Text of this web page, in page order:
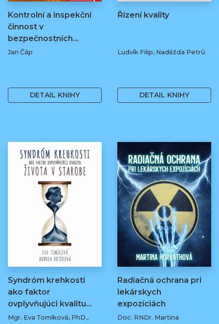
Kontrolní a inspekční
činnost v
bezpečnostních…
Jan Čáp
DETAIL KNIHY
Řízení kvality
Ludvík Filip, Naděžda Petrů
DETAIL KNIHY
Syndróm krehkosti
ako faktor
ovplyvňujúci kvalitu…
Mgr. Eva Tomíková, PhD.,
Radiačná ochrana pri
lekárskych
expozíciách
Doc. RNDr. Martina